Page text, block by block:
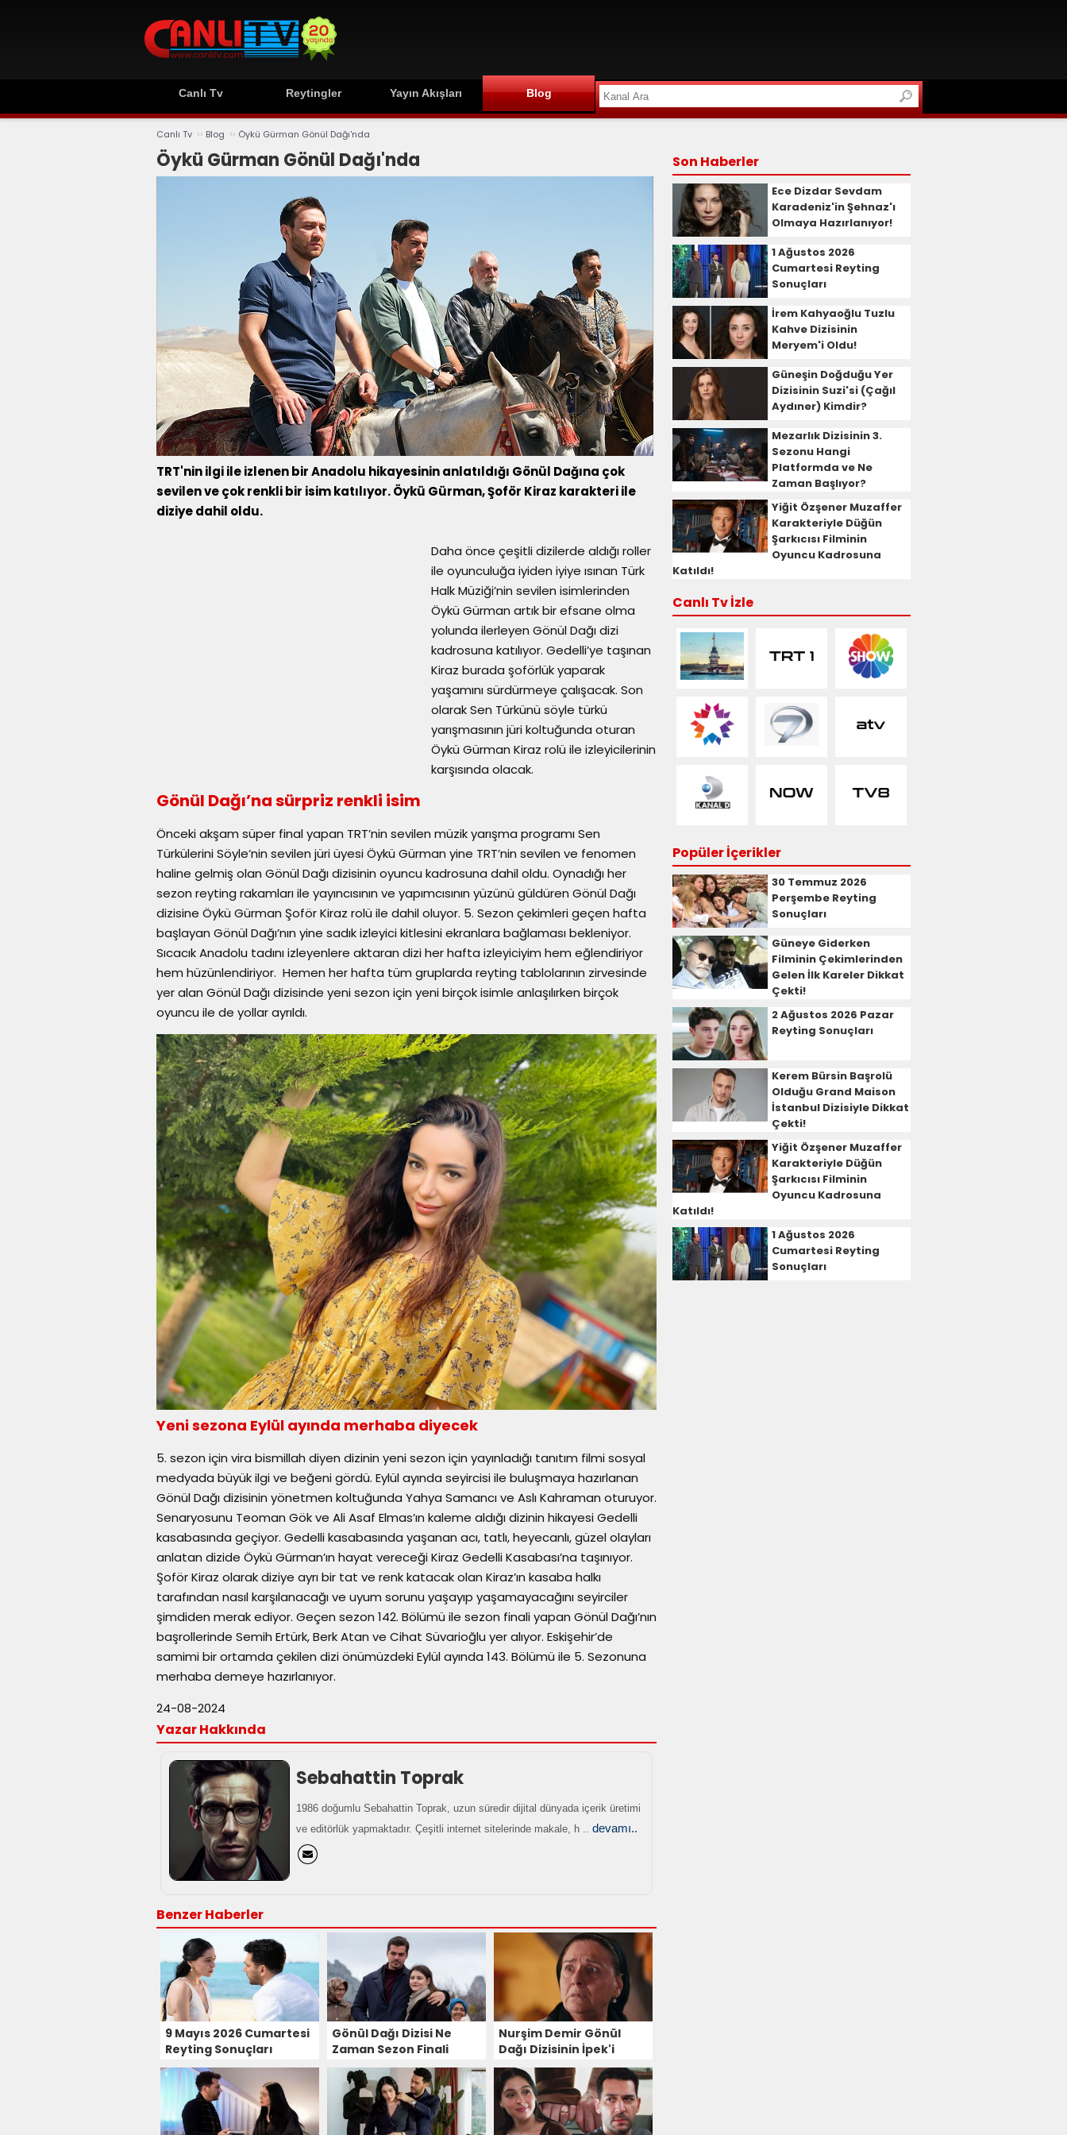
Canlı Tv Reytingler Yayın Akışları Blog
Canlı Tv ›› Blog ›› Öykü Gürman Gönül Dağı'nda
Öykü Gürman Gönül Dağı'nda
TRT'nin ilgi ile izlenen bir Anadolu hikayesinin anlatıldığı Gönül Dağına çok
sevilen ve çok renkli bir isim katılıyor. Öykü Gürman, Şoför Kiraz karakteri ile
diziye dahil oldu.
Daha önce çeşitli dizilerde aldığı roller
ile oyunculuğa iyiden iyiye ısınan Türk
Halk Müziği’nin sevilen isimlerinden
Öykü Gürman artık bir efsane olma
yolunda ilerleyen Gönül Dağı dizi
kadrosuna katılıyor. Gedelli’ye taşınan
Kiraz burada şoförlük yaparak
yaşamını sürdürmeye çalışacak. Son
olarak Sen Türkünü söyle türkü
yarışmasının jüri koltuğunda oturan
Öykü Gürman Kiraz rolü ile izleyicilerinin
karşısında olacak.
Gönül Dağı’na sürpriz renkli isim
Önceki akşam süper final yapan TRT’nin sevilen müzik yarışma programı Sen
Türkülerini Söyle’nin sevilen jüri üyesi Öykü Gürman yine TRT’nin sevilen ve fenomen
haline gelmiş olan Gönül Dağı dizisinin oyuncu kadrosuna dahil oldu. Oynadığı her
sezon reyting rakamları ile yayıncısının ve yapımcısının yüzünü güldüren Gönül Dağı
dizisine Öykü Gürman Şoför Kiraz rolü ile dahil oluyor. 5. Sezon çekimleri geçen hafta
başlayan Gönül Dağı’nın yine sadık izleyici kitlesini ekranlara bağlaması bekleniyor.
Sıcacık Anadolu tadını izleyenlere aktaran dizi her hafta izleyiciyim hem eğlendiriyor
hem hüzünlendiriyor. Hemen her hafta tüm gruplarda reyting tablolarının zirvesinde
yer alan Gönül Dağı dizisinde yeni sezon için yeni birçok isimle anlaşılırken birçok
oyuncu ile de yollar ayrıldı.
Yeni sezona Eylül ayında merhaba diyecek
5. sezon için vira bismillah diyen dizinin yeni sezon için yayınladığı tanıtım filmi sosyal
medyada büyük ilgi ve beğeni gördü. Eylül ayında seyircisi ile buluşmaya hazırlanan
Gönül Dağı dizisinin yönetmen koltuğunda Yahya Samancı ve Aslı Kahraman oturuyor.
Senaryosunu Teoman Gök ve Ali Asaf Elmas’ın kaleme aldığı dizinin hikayesi Gedelli
kasabasında geçiyor. Gedelli kasabasında yaşanan acı, tatlı, heyecanlı, güzel olayları
anlatan dizide Öykü Gürman’ın hayat vereceği Kiraz Gedelli Kasabası’na taşınıyor.
Şoför Kiraz olarak diziye ayrı bir tat ve renk katacak olan Kiraz’ın kasaba halkı
tarafından nasıl karşılanacağı ve uyum sorunu yaşayıp yaşamayacağını seyirciler
şimdiden merak ediyor. Geçen sezon 142. Bölümü ile sezon finali yapan Gönül Dağı’nın
başrollerinde Semih Ertürk, Berk Atan ve Cihat Süvarioğlu yer alıyor. Eskişehir’de
samimi bir ortamda çekilen dizi önümüzdeki Eylül ayında 143. Bölümü ile 5. Sezonuna
merhaba demeye hazırlanıyor.
24-08-2024
Yazar Hakkında
Sebahattin Toprak
1986 doğumlu Sebahattin Toprak, uzun süredir dijital dünyada içerik üretimi
ve editörlük yapmaktadır. Çeşitli internet sitelerinde makale, h .. devamı..
Benzer Haberler
9 Mayıs 2026 Cumartesi
Reyting Sonuçları
Gönül Dağı Dizisi Ne
Zaman Sezon Finali
Yapıyor?
Nurşim Demir Gönül
Dağı Dizisinin İpek'i
Oldu!
Son Haberler
Ece Dizdar Sevdam
Karadeniz'in Şehnaz'ı
Olmaya Hazırlanıyor!
1 Ağustos 2026
Cumartesi Reyting
Sonuçları
İrem Kahyaoğlu Tuzlu
Kahve Dizisinin
Meryem'i Oldu!
Güneşin Doğduğu Yer
Dizisinin Suzi'si (Çağıl
Aydıner) Kimdir?
Mezarlık Dizisinin 3.
Sezonu Hangi
Platformda ve Ne
Zaman Başlıyor?
Yiğit Özşener Muzaffer
Karakteriyle Düğün
Şarkıcısı Filminin
Oyuncu Kadrosuna
Katıldı!
Canlı Tv İzle
Popüler İçerikler
30 Temmuz 2026
Perşembe Reyting
Sonuçları
Güneye Giderken
Filminin Çekimlerinden
Gelen İlk Kareler Dikkat
Çekti!
2 Ağustos 2026 Pazar
Reyting Sonuçları
Kerem Bürsin Başrolü
Olduğu Grand Maison
İstanbul Dizisiyle Dikkat
Çekti!
Yiğit Özşener Muzaffer
Karakteriyle Düğün
Şarkıcısı Filminin
Oyuncu Kadrosuna
Katıldı!
1 Ağustos 2026
Cumartesi Reyting
Sonuçları